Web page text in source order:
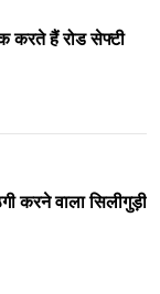
करते हैं रोड सेफ्टी
करने वाला सिलीगुड़ी